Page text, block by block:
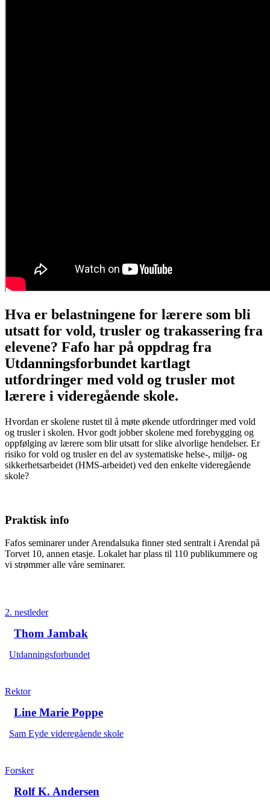
Hva er belastningene for lærere som bli
utsatt for vold, trusler og trakassering fra
elevene? Fafo har på oppdrag fra
Utdanningsforbundet kartlagt
utfordringer med vold og trusler mot
lærere i videregående skole.
Hvordan er skolene rustet til å møte økende utfordringer med vold
og trusler i skolen. Hvor godt jobber skolene med forebygging og
oppfølging av lærere som blir utsatt for slike alvorlige hendelser. Er
risiko for vold og trusler en del av systematiske helse-, miljø- og
sikkerhetsarbeidet (HMS-arbeidet) ved den enkelte videregående
skole?
Praktisk info
Fafos seminarer under Arendalsuka finner sted sentralt i Arendal på
Torvet 10, annen etasje. Lokalet har plass til 110 publikummere og
vi strømmer alle våre seminarer.
2. nestleder
Thom Jambak
Utdanningsforbundet
Rektor
Line Marie Poppe
Sam Eyde videregående skole
Forsker
Rolf K. Andersen